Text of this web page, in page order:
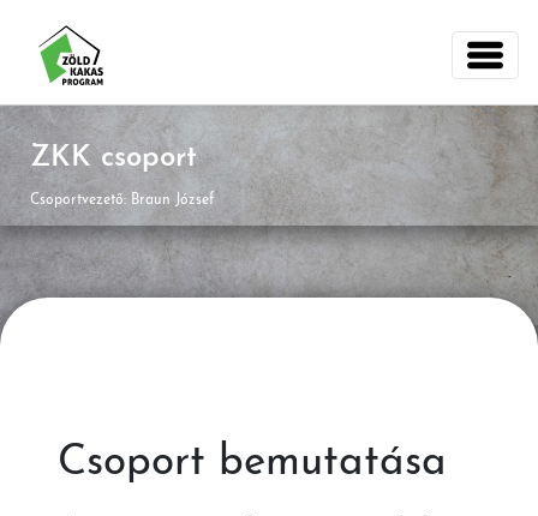
ZKK csoport
Csoportvezető: Braun József
Csoport bemutatása